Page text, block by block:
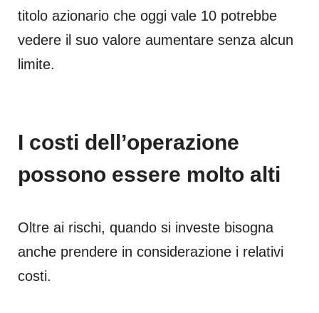
titolo azionario che oggi vale 10 potrebbe
vedere il suo valore aumentare senza alcun
limite.
I costi dell’operazione
possono essere molto alti
Oltre ai rischi, quando si investe bisogna
anche prendere in considerazione i relativi
costi.